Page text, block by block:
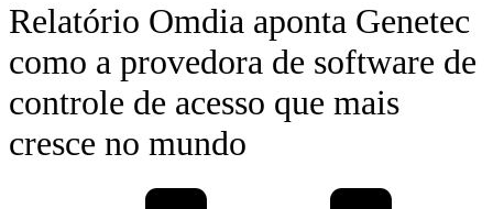
Relatório Omdia aponta Genetec
como a provedora de software de
controle de acesso que mais
cresce no mundo